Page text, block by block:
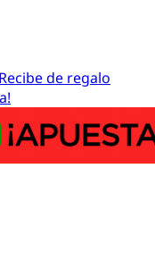
de regalo